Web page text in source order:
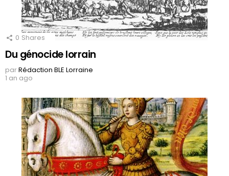
0 Shares
Du génocide lorrain
parRédaction BLE Lorraine
1 an ago